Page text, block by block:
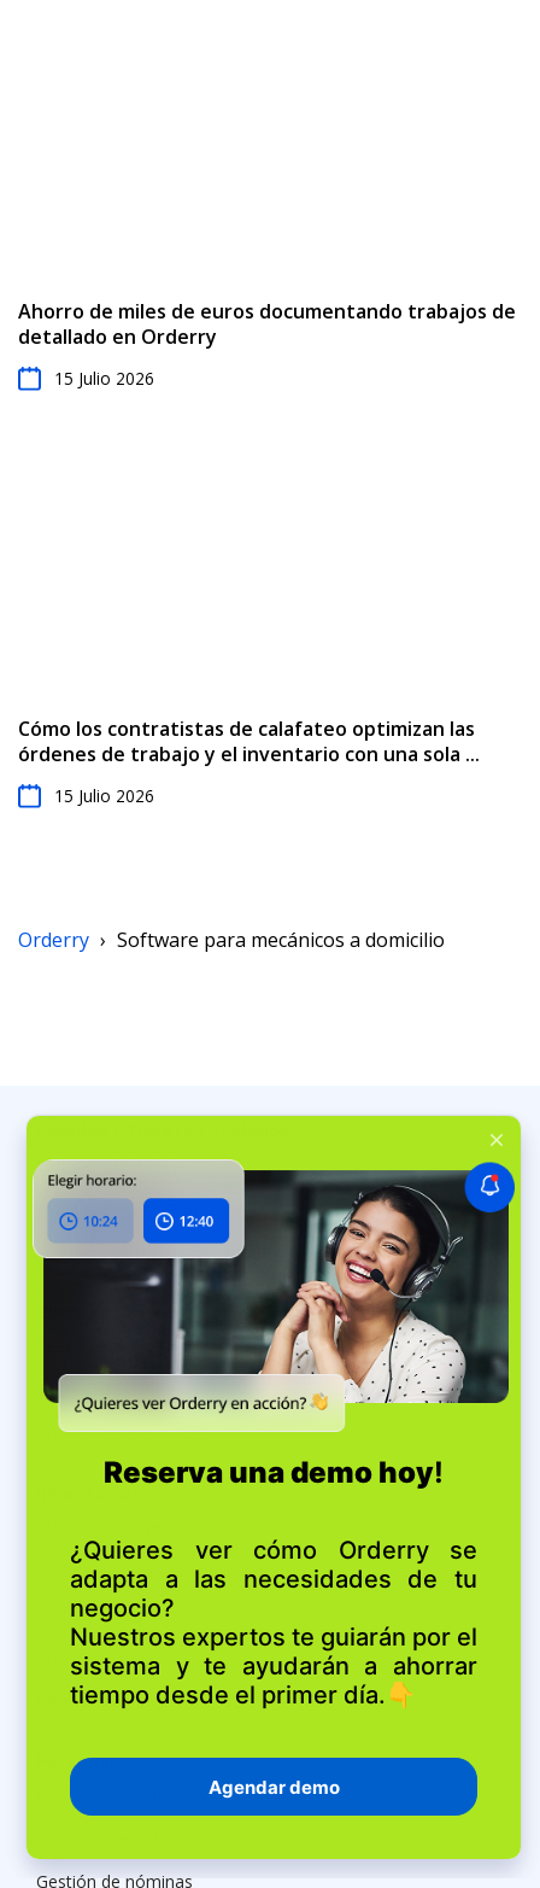
Ahorro de miles de euros documentando trabajos de
detallado en Orderry
15 Julio 2026
Cómo los contratistas de calafateo optimizan las
órdenes de trabajo y el inventario con una sola ...
15 Julio 2026
Orderry › Software para mecánicos a domicilio
Órdenes de trabajo
Planificador de trabajos
Software de tickets de reparación
Gestión de clientes
Chats y redes sociales
Inventarios
Software de gestión de inventarios
Software de gestión de almacenes
Inventario físico
Ubicaciones de contenedores
Personal
Gestor de empleados
Gestión de nóminas